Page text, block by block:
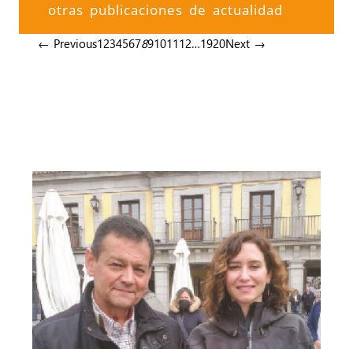
otras publicaciones de actualidad
← Previous123456789101112…1920Next →